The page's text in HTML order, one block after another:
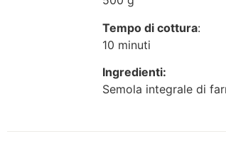
Tempo di cottura:
10 minuti
Ingredienti:
Semola integrale di